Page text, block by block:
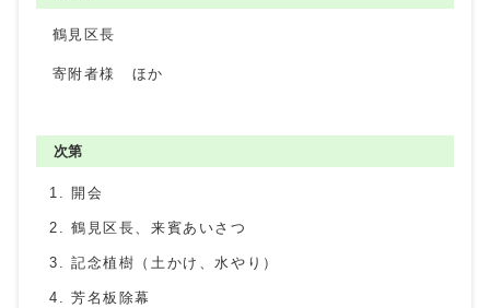
鶴見区長
寄附者様 ほか
次第
開会
鶴見区長、来賓あいさつ
記念植樹（土かけ、水やり）
芳名板除幕